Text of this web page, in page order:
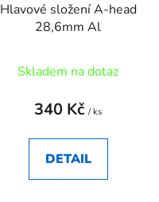
Hlavové složení A-head
28,6mm Al
Skladem na dotaz
340 Kč / ks
DETAIL